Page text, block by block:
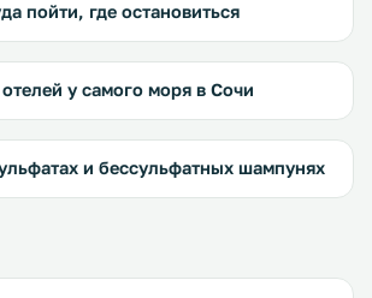
пойти, где остановиться
у самого моря в Сочи
и бессульфатных шампунях